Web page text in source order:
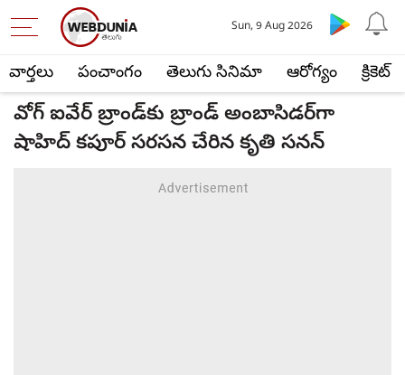
వార్తలు పంచాంగం తెలుగు సినిమా ఆరోగ్యం క్రికెట్
Sun, 9 Aug 2026
వోగ్ ఐవేర్ బ్రాండ్‌కు బ్రాండ్ అంబాసిడర్‌గా
షాహిద్ కపూర్ సరసన చేరిన కృతి సనన్